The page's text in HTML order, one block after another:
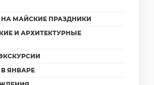
МАЙСКИЕ ПРАЗДНИКИ
И АРХИТЕКТУРНЫЕ
ЯНВАРЕ